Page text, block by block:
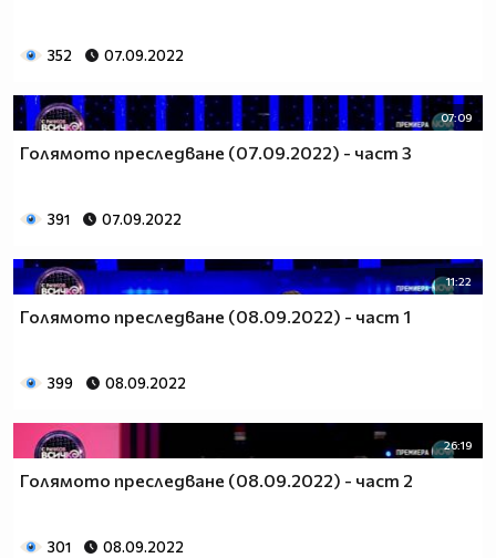
352 07.09.2022
07:09
Голямото преследване (07.09.2022) - част 3
391 07.09.2022
11:22
Голямото преследване (08.09.2022) - част 1
399 08.09.2022
26:19
Голямото преследване (08.09.2022) - част 2
301 08.09.2022